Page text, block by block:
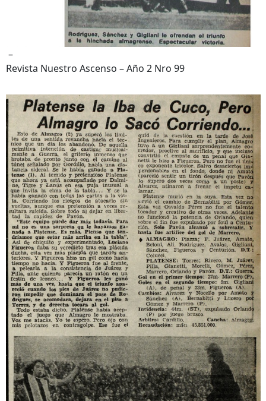
–
Revista Nuestro Ascenso – Año 2 Nro 99